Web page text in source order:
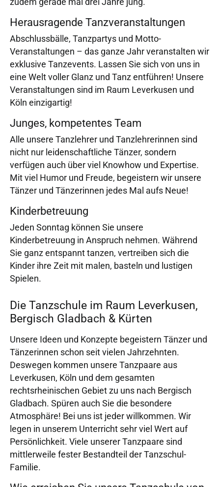
zudem gerade mal drei Jahre jung.
Herausragende Tanzveranstaltungen
Abschlussbälle, Tanzpartys und Motto-
Veranstaltungen – das ganze Jahr veranstalten wir
exklusive Tanzevents. Lassen Sie sich von uns in
eine Welt voller Glanz und Tanz entführen! Unsere
Veranstaltungen sind im Raum Leverkusen und
Köln einzigartig!
Junges, kompetentes Team
Alle unsere Tanzlehrer und Tanzlehrerinnen sind
nicht nur leidenschaftliche Tänzer, sondern
verfügen auch über viel Knowhow und Expertise.
Mit viel Humor und Freude, begeistern wir unsere
Tänzer und Tänzerinnen jedes Mal aufs Neue!
Kinderbetreuung
Jeden Sonntag können Sie unsere
Kinderbetreuung in Anspruch nehmen. Während
Sie ganz entspannt tanzen, vertreiben sich die
Kinder ihre Zeit mit malen, basteln und lustigen
Spielen.
Die Tanzschule im Raum Leverkusen,
Bergisch Gladbach & Kürten
Unsere Ideen und Konzepte begeistern Tänzer und
Tänzerinnen schon seit vielen Jahrzehnten.
Deswegen kommen unsere Tanzpaare aus
Leverkusen, Köln und dem gesamten
rechtsrheinischen Gebiet zu uns nach Bergisch
Gladbach. Spüren auch Sie die besondere
Atmosphäre! Bei uns ist jeder willkommen. Wir
legen in unserem Unterricht sehr viel Wert auf
Persönlichkeit. Viele unserer Tanzpaare sind
mittlerweile fester Bestandteil der Tanzschul-
Familie.